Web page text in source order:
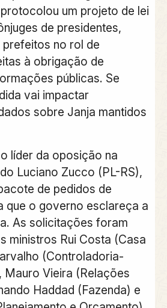
um projeto de lei
de presidentes,
no rol de
à obrigação de
públicas. Se
vai impactar
sobre Janja mantidos
líder da oposição na
Luciano Zucco (PL-RS),
de pedidos de
que o governo esclareça a
As solicitações foram
ministros Rui Costa (Casa
(Controladoria-
Mauro Vieira (Relações
Haddad (Fazenda) e